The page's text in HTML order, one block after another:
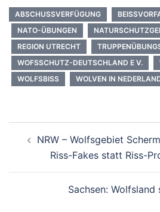
ABSCHUSSVERFÜGUNG
NATO-ÜBUNGEN
REGION UTRECHT
WOFSSCHUTZ-DEUTSCHLAND E V.
WOLFSBISS
WOLVEN IN
NRW – Wolfsgebiet
Riss-Fakes statt Riss-
Sachsen: